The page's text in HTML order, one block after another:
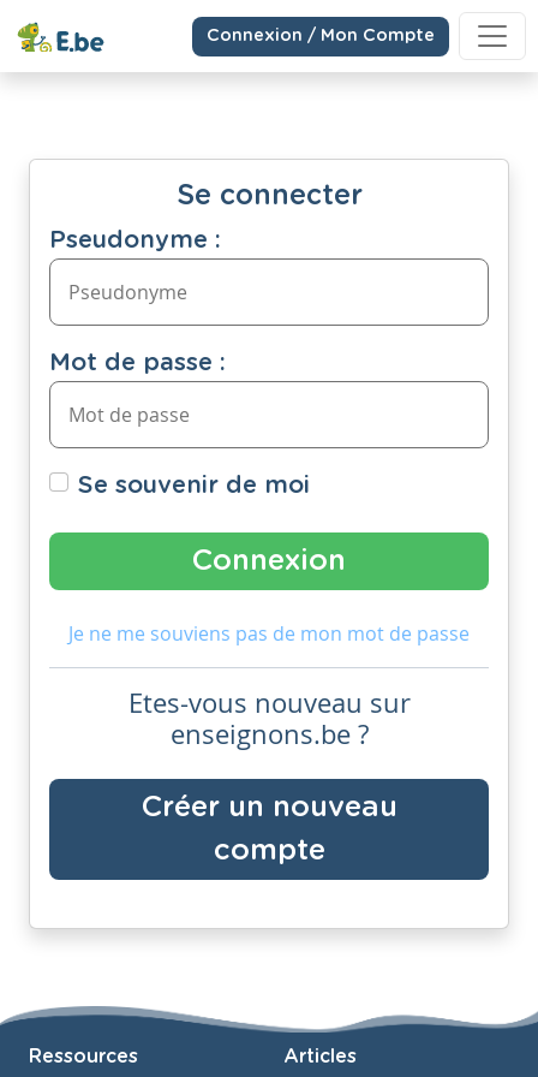
Connexion / Mon Compte
Se connecter
Pseudonyme :
Mot de passe :
Se souvenir de moi
Je ne me souviens pas de mon mot de passe
Etes-vous nouveau sur
enseignons.be ?
Créer un nouveau
compte
Ressources Articles